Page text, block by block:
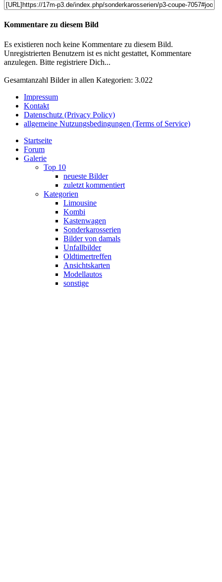
Kommentare zu diesem Bild
Es existieren noch keine Kommentare zu diesem Bild.
Unregistrierten Benutzern ist es nicht gestattet, Kommentare
anzulegen. Bitte registriere Dich...
Gesamtanzahl Bilder in allen Kategorien: 3.022
Impressum
Kontakt
Datenschutz (Privacy Policy)
allgemeine Nutzungsbedingungen (Terms of Service)
Startseite
Forum
Galerie
Top 10
neueste Bilder
zuletzt kommentiert
Kategorien
Limousine
Kombi
Kastenwagen
Sonderkarosserien
Bilder von damals
Unfallbilder
Oldtimertreffen
Ansichtskarten
Modellautos
sonstige